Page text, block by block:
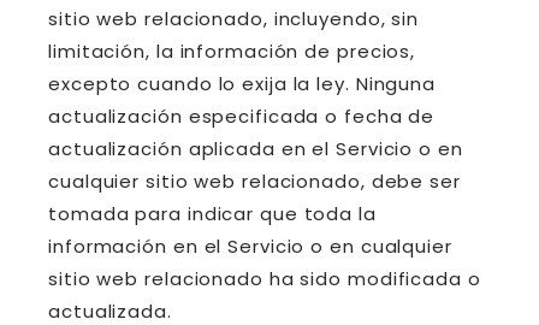
sitio web relacionado, incluyendo, sin
limitación, la información de precios,
excepto cuando lo exija la ley. Ninguna
actualización especificada o fecha de
actualización aplicada en el Servicio o en
cualquier sitio web relacionado, debe ser
tomada para indicar que toda la
información en el Servicio o en cualquier
sitio web relacionado ha sido modificada o
actualizada.